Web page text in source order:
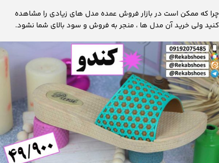
چرا که ممکن است در بازار فروش عمده مدل های زیادی را مشاهده
کنید ولی خرید آن مدل ها ، منجر به فروش و سود بالای شما نشود.